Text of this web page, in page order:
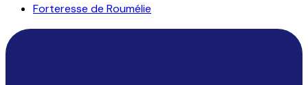
Forteresse de Roumélie